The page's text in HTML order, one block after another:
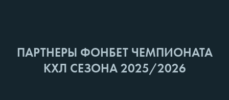
ПАРТНЕРЫ ФОНБЕТ ЧЕМПИОНАТА
КХЛ СЕЗОНА 2025/2026